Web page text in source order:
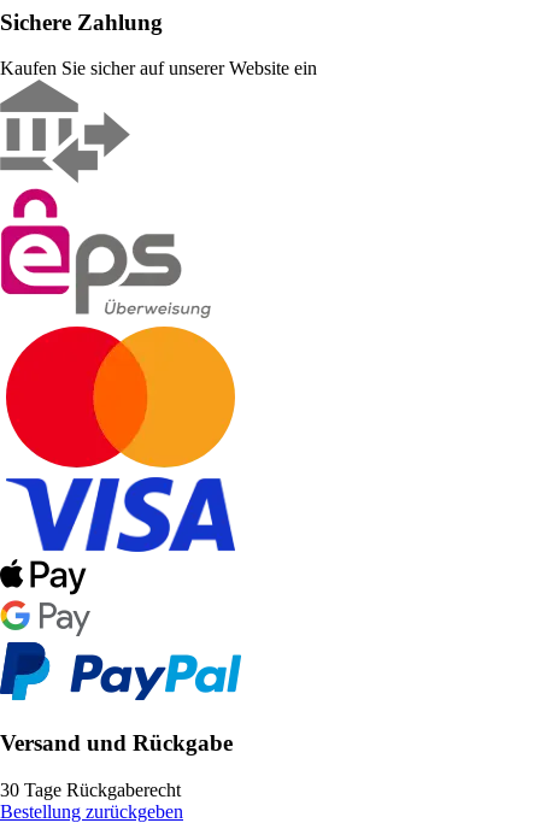
Sichere Zahlung
Kaufen Sie sicher auf unserer Website ein
Versand und Rückgabe
30 Tage Rückgaberecht
Bestellung zurückgeben